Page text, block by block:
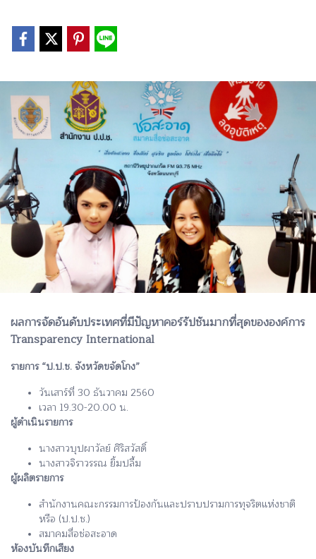
ผลการจัดอันดับประเทศที่มีปัญหาคอร์รัปชันมากที่สุดขององค์การ
Transparency International
รายการ “ป.ป.ช. จังหวัดขจัดโกง”
วันเสาร์ที่ 30 ธันวาคม 2560
เวลา 19.30-20.00 น.
ผู้ดำเนินรายการ
นางสาวบุปผาวัลย์ ศิริสวัสดิ์
นางสาวจิราวรรณ ยิ้มปลื้ม
ผู้ผลิตรายการ
สำนักงานคณะกรรมการป้องกันและปราบปรามการทุจริตแห่งชาติ
หรือ (ป.ป.ช.)
สมาคมสื่อช่อสะอาด
ห้องบันทึกเสียง